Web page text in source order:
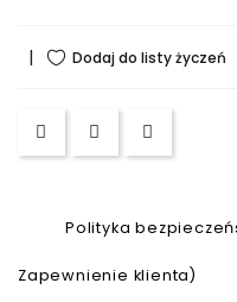
T-
Biżuteria
Dodaj do listy życzeń
Polityka
Zapewnienie klienta)